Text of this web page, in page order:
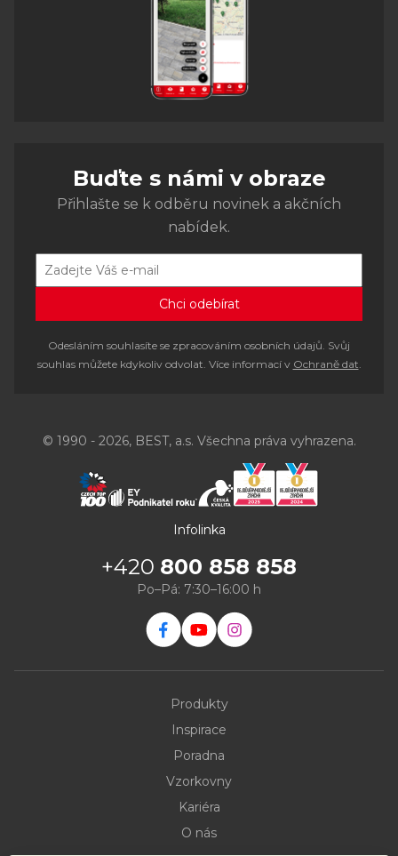
Buďte s námi v obraze
Přihlašte se k odběru novinek a akčních
nabídek.
Odesláním souhlasíte se zpracováním osobních údajů. Svůj
souhlas můžete kdykoliv odvolat. Více informací v Ochraně dat.
© 1990 - 2026, BEST, a.s. Všechna práva vyhrazena.
Infolinka
+420 800 858 858
Po–Pá: 7:30–16:00 h
Produkty
Inspirace
Poradna
Vzorkovny
Kariéra
O nás